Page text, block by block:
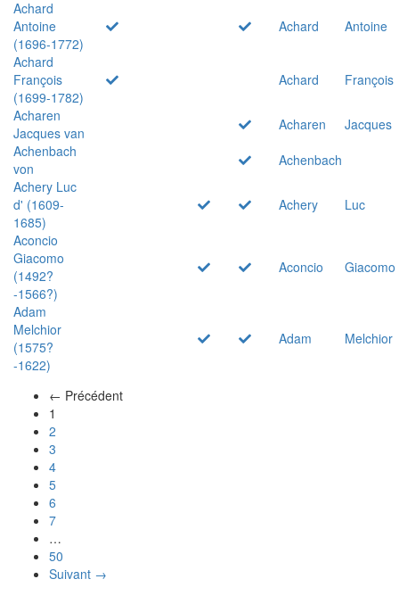
Achard
Antoine
(1696-1772)
Achard
Antoine
Achard
François
(1699-1782)
Achard
François
Acharen
Jacques van
Acharen
Jacques
Achenbach
von
Achenbach
Achery Luc
d' (1609-
1685)
Achery
Luc
Aconcio
Giacomo
(1492?
-1566?)
Aconcio Giacomo
Adam
Melchior
(1575?
-1622)
Adam Melchior
← Précédent
1
2
3
4
5
6
7
…
50
Suivant →